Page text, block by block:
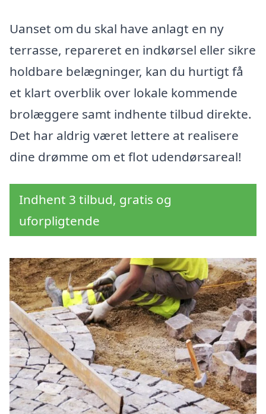
Uanset om du skal have anlagt en ny
terrasse, repareret en indkørsel eller sikre
holdbare belægninger, kan du hurtigt få
et klart overblik over lokale kommende
brolæggere samt indhente tilbud direkte.
Det har aldrig været lettere at realisere
dine drømme om et flot udendørsareal!
Indhent 3 tilbud, gratis og
uforpligtende